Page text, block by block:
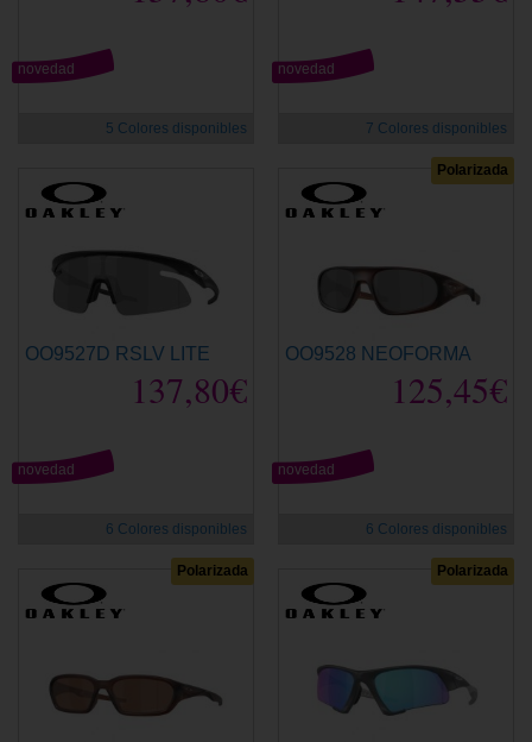
novedad
5 Colores disponibles
novedad
7 Colores disponibles
OO9527D RSLV LITE
137,80€
novedad
6 Colores disponibles
Polarizada
OO9528 NEOFORMA
125,45€
novedad
6 Colores disponibles
Polarizada Polarizada